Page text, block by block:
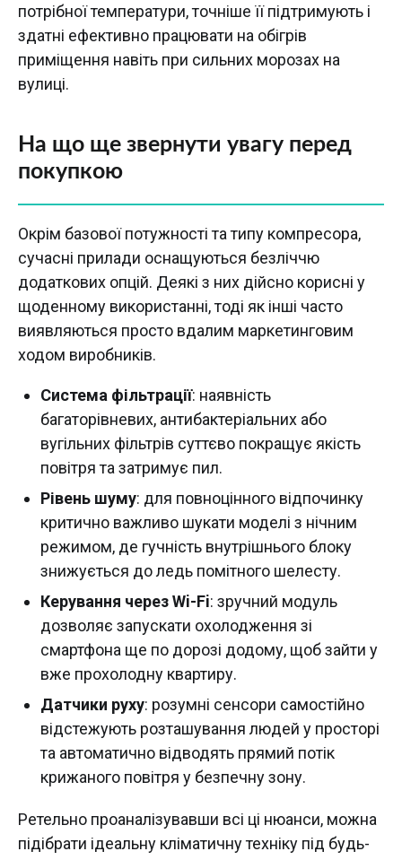
потрібної температури, точніше її підтримують і
здатні ефективно працювати на обігрів
приміщення навіть при сильних морозах на
вулиці.
На що ще звернути увагу перед
покупкою
Окрім базової потужності та типу компресора,
сучасні прилади оснащуються безліччю
додаткових опцій. Деякі з них дійсно корисні у
щоденному використанні, тоді як інші часто
виявляються просто вдалим маркетинговим
ходом виробників.
Система фільтрації: наявність
багаторівневих, антибактеріальних або
вугільних фільтрів суттєво покращує якість
повітря та затримує пил.
Рівень шуму: для повноцінного відпочинку
критично важливо шукати моделі з нічним
режимом, де гучність внутрішнього блоку
знижується до ледь помітного шелесту.
Керування через Wi-Fi: зручний модуль
дозволяє запускати охолодження зі
смартфона ще по дорозі додому, щоб зайти у
вже прохолодну квартиру.
Датчики руху: розумні сенсори самостійно
відстежують розташування людей у просторі
та автоматично відводять прямий потік
крижаного повітря у безпечну зону.
Ретельно проаналізувавши всі ці нюанси, можна
підібрати ідеальну кліматичну техніку під будь-